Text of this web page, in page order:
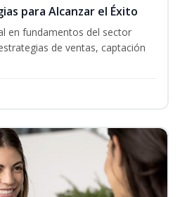
para Alcanzar el Éxito
en fundamentos del sector
de ventas, captación